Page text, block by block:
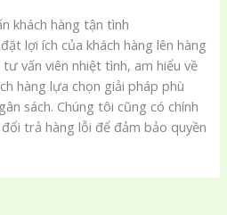
khách hàng tận tình
lợi ích của khách hàng lên hàng
vấn viên nhiệt tình, am hiểu về
hàng lựa chọn giải pháp phù
sách. Chúng tôi cũng có chính
trả hàng lỗi để đảm bảo quyền